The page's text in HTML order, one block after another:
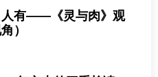
人有——《灵与肉》观
）